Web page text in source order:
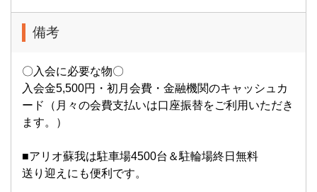
備考
〇入会に必要な物〇
入会金5,500円・初月会費・金融機関のキャッシュカ
ード（月々の会費支払いは口座振替をご利用いただき
ます。）
■アリオ蘇我は駐車場4500台＆駐輪場終日無料
送り迎えにも便利です。